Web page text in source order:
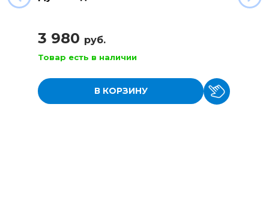
3 980 руб.
Товар есть в наличии
В КОРЗИНУ